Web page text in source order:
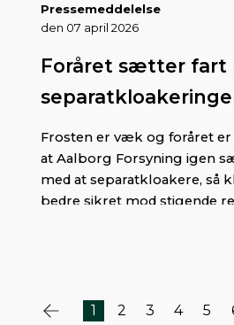
Pressemeddelelse
den 07 april 2026
Foråret sætter fart
Frosten er væk og foråret er
at Aalborg Forsyning igen
med at separatkloakere, så
bedre sikret mod stigende
1 2 3 4 5